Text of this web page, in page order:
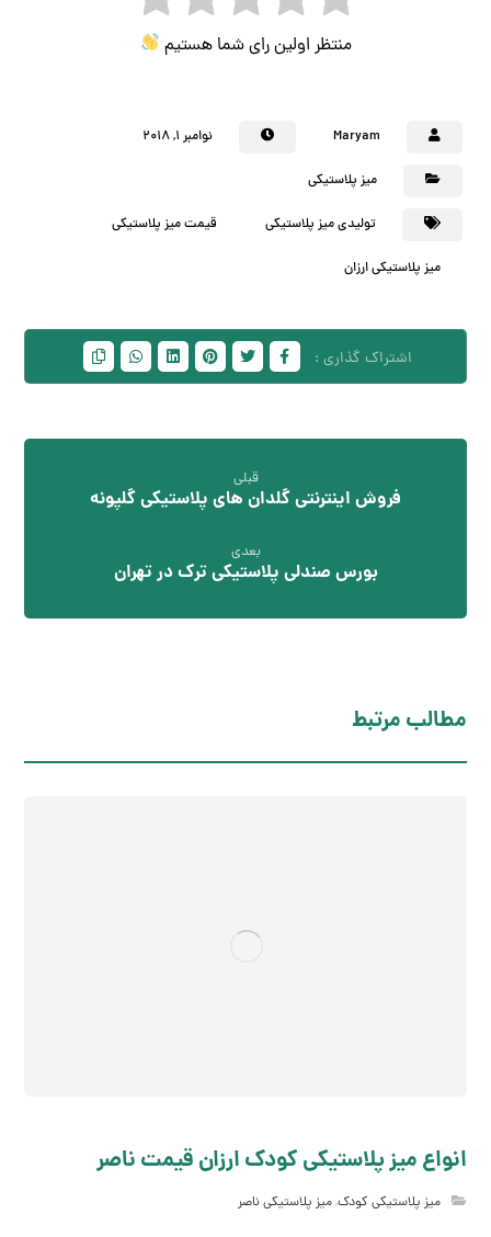
منتظر اولین رای شما هستیم
Maryam نوامبر ۱, ۲۰۱۸
میز پلاستیکی
تولیدی میز پلاستیکی قیمت میز پلاستیکی
میز پلاستیکی ارزان
قبلی
فروش اینترنتی گلدان های پلاستیکی گلپونه
بعدی
بورس صندلی پلاستیکی ترک در تهران
مطالب مرتبط
انواع میز پلاستیکی کودک ارزان قیمت ناصر
میز پلاستیکی کودک,میز پلاستیکی ناصر